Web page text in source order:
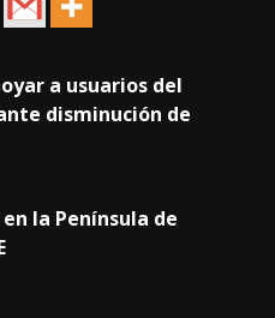
a usuarios del
disminución de
la Península de